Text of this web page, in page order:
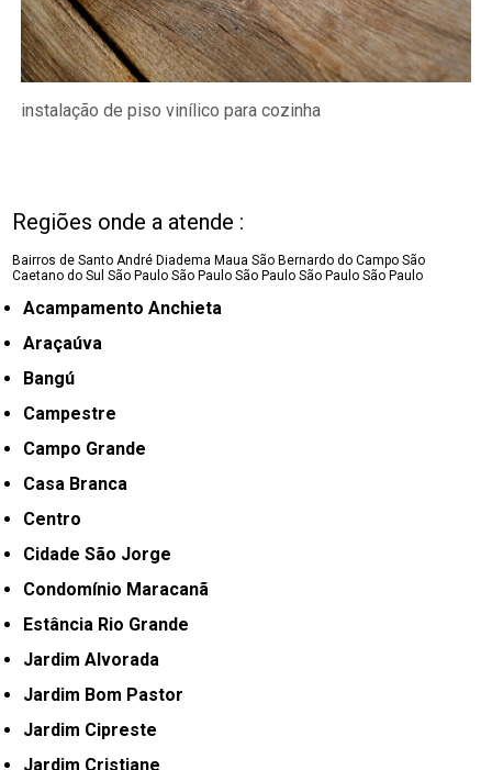
instalação de piso vinílico para cozinha
Regiões onde a atende :
Bairros de Santo André Diadema Maua São Bernardo do Campo São
Caetano do SulSão Paulo São Paulo São Paulo São Paulo São Paulo
Acampamento Anchieta
Araçaúva
Bangú
Campestre
Campo Grande
Casa Branca
Centro
Cidade São Jorge
Condomínio Maracanã
Estância Rio Grande
Jardim Alvorada
Jardim Bom Pastor
Jardim Cipreste
Jardim Cristiane